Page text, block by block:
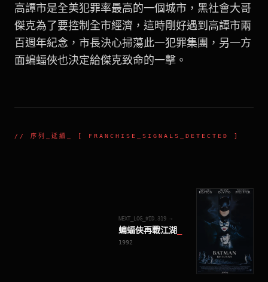
高譚市是全美犯罪率最高的一個城市，黑社會大哥
傑克為了要控制全市經濟，這時剛好遇到高譚市兩
百週年紀念，市長決心掃蕩此一犯罪集團，另一方
面蝙蝠俠也決定給傑克致命的一擊。
// 序列_延續 _ [ FRANCHISE_SIGNALS_DETECTED ]
NEXT_LOG_#ID. 319 →
蝙蝠俠再戰江湖
1992